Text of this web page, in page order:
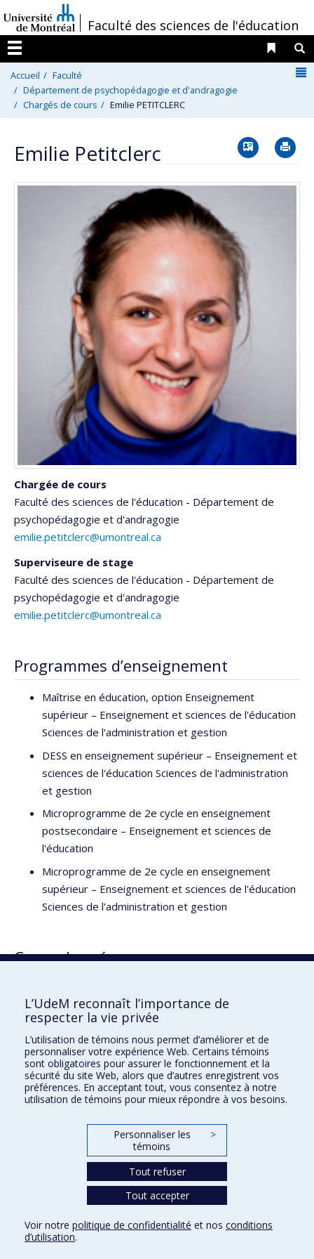
au
contenu
/Faculté des sciences de l'éducation
Menu
Liens
Accueil
Faculté
Département de psychopédagogie et d'andragogie
Chargés de cours
Emilie PETITCLERC
Emilie Petitclerc Vcard
Chargée de cours
Faculté des sciences de l'éducation - Département de
psychopédagogie et d'andragogie
emilie.petitclerc@umontreal.ca
Superviseure de stage
Faculté des sciences de l'éducation - Département de
psychopédagogie et d'andragogie
emilie.petitclerc@umontreal.ca
Programmes d’enseignement
Maîtrise en éducation, option Enseignement
supérieur – Enseignement et sciences de l'éducation
Sciences de l'administration et gestion
DESS en enseignement supérieur – Enseignement et
sciences de l'éducation Sciences de l'administration
et gestion
Microprogramme de 2e cycle en enseignement
postsecondaire – Enseignement et sciences de
l'éducation
Microprogramme de 2e cycle en enseignement
supérieur – Enseignement et sciences de l'éducation
Sciences de l'administration et gestion
Cours donnés
Faculté des sciences de l'éducation
Pavillon Marie-Victorin
90, avenue Vincent-d'Indy
Montréal (Québec) H2V 2S9
Conditions d’utilisation
L’UdeM reconnaît l’importance de
respecter la vie privée
L’utilisation de témoins nous permet d’améliorer et de
personnaliser votre expérience Web. Certains témoins
sont obligatoires pour assurer le fonctionnement et la
sécurité du site Web, alors que d’autres enregistrent vos
préférences. En acceptant tout, vous consentez à notre
utilisation de témoins pour mieux répondre à vos besoins.
Personnaliser les
témoins
>
Tout refuser
Tout accepter
Voir notre politique de confidentialité et nos conditions
d’utilisation.